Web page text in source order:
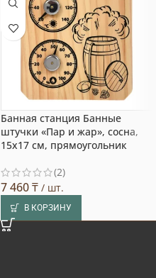
Банная станция Банные
штучки «Пар и жар», сосна,
15х17 см, прямоугольник
(2)
7 460₸ / шт.
В КОРЗИНУ